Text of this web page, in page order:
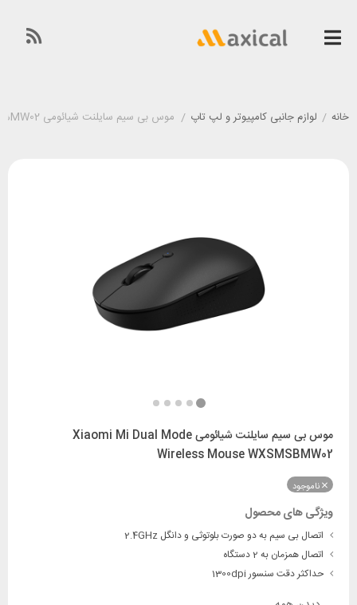
خانه / لوازم جانبی کامپیوتر و لپ تاپ / موس بی سیم سایلنت شیائومی Xiaomi Mi Dual Mode Wireless Mouse WXSMSBMW02
موس بی سیم سایلنت شیائومی Xiaomi Mi Dual Mode
Wireless Mouse WXSMSBMW02
ناموجود
ویژگی های محصول
اتصال بی سیم به دو صورت بلوتوثی و دانگل 2.4GHz
اتصال همزمان به 2 دستگاه
حداکثر دقت سنسور 1300dpi